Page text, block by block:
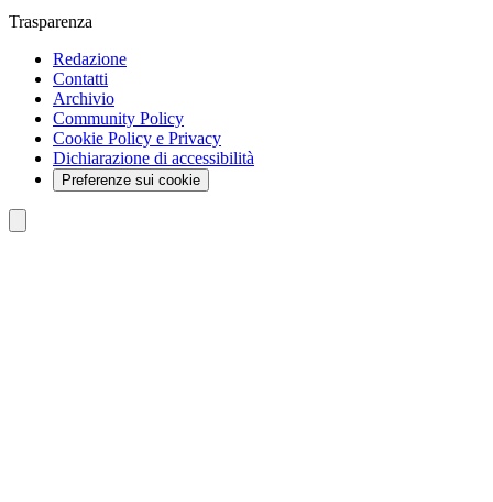
Trasparenza
Redazione
Contatti
Archivio
Community Policy
Cookie Policy e Privacy
Dichiarazione di accessibilità
Preferenze sui cookie